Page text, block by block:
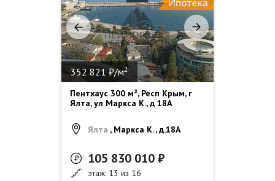
352 821 ₽/м2
Пентхаус 300 м², Респ Крым, г
Ялта, ул Маркса К., д 18А
Ялта , Маркса К. , д.18А
105 830 010 ₽
этаж: 13 из 16